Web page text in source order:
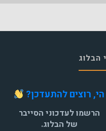
הבלוג
הי, רוצים להתעדכן?
הרשמו לעדכוני הסייבר
של הבלוג.